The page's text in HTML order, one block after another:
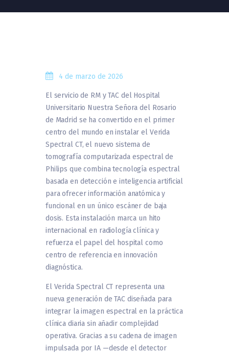
4 de marzo de 2026
El servicio de RM y TAC del Hospital
Universitario Nuestra Señora del Rosario
de Madrid se ha convertido en el primer
centro del mundo en instalar el Verida
Spectral CT, el nuevo sistema de
tomografía computarizada espectral de
Philips que combina tecnología espectral
basada en detección e inteligencia artificial
para ofrecer información anatómica y
funcional en un único escáner de baja
dosis. Esta instalación marca un hito
internacional en radiología clínica y
refuerza el papel del hospital como
centro de referencia en innovación
diagnóstica.
El Verida Spectral CT representa una
nueva generación de TAC diseñada para
integrar la imagen espectral en la práctica
clínica diaria sin añadir complejidad
operativa. Gracias a su cadena de imagen
impulsada por IA —desde el detector